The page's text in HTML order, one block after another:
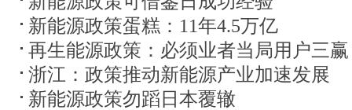
新能源政策蛋糕：11年4.5万亿
再生能源政策：必须业者当局用户三赢
浙江：政策推动新能源产业加速发展
新能源政策勿蹈日本覆辙